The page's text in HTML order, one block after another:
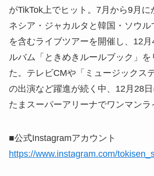
がTikTok上でヒット。7月から9月に
ネシア・ジャカルタと韓国・ソウル
を含むライブツアーを開催し、12
ルバム「ときめきルールブック」を
た。テレビCMや「ミュージックス
の出演など躍進が続く中、12月28
たまスーパーアリーナでワンマンラ
■公式Instagramアカウント
https://www.instagram.com/